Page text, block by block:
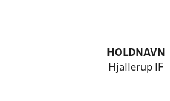
HOLDNAVN
Hjallerup IF